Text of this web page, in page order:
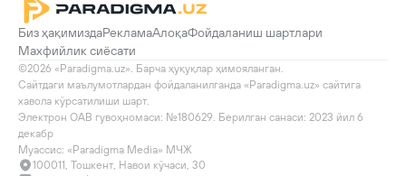
Биз ҳақимиздаРекламаАлоқаФойдаланиш шартлари
Махфийлик сиёсати
©2026 «Paradigma.uz». Барча ҳуқуқлар ҳимояланган.
Сайтдаги маълумотлардан фойдаланилганда «Paradigma.uz» сайтига
хавола кўрсатилиши шарт.
Электрон ОАВ гувоҳномаси: №180629. Берилган санаси: 2023 йил 6
декабр
Муассис: «Paradigma Media» МЧЖ
100011, Тошкент, Навои кўчаси, 30